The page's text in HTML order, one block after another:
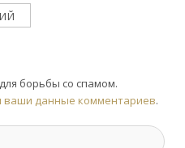
борьбы со спамом.
ваши данные комментариев.